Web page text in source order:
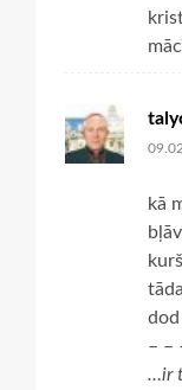
kā
dod
– –
…ir